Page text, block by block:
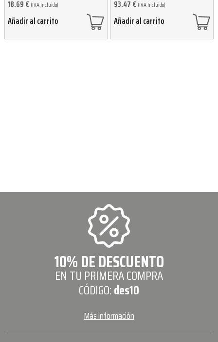
18.69 € (IVA Incluido)
Añadir al carrito
93.47 € (IVA Incluido)
Añadir al carrito
10% DE DESCUENTO
EN TU PRIMERA COMPRA
CÓDIGO:des10
Más información